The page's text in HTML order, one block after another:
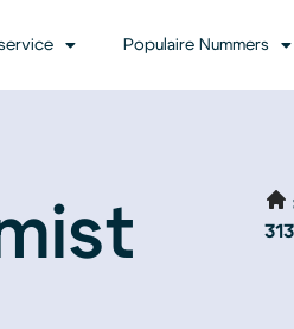
Populaire Nummers